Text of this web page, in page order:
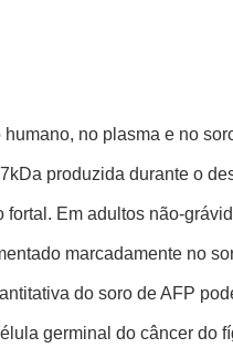
no plasma e no
produzida durante o
Em adultos não-
marcadamente no
do soro de AFP
germinal do câncer do